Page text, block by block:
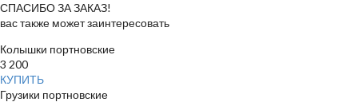
СПАСИБО ЗА ЗАКАЗ!
вас также может заинтересовать
Колышки портновские
3 200
КУПИТЬ
Грузики портновские